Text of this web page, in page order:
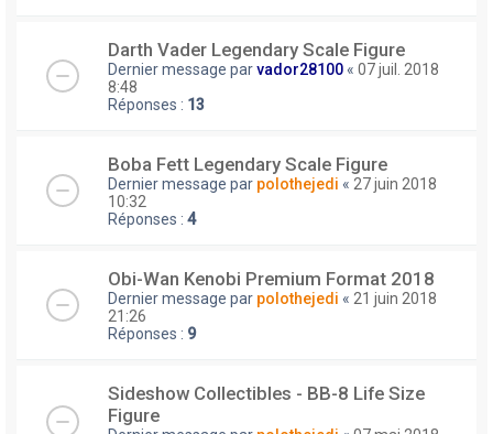
Darth Vader Legendary Scale Figure
Dernier message parvador28100 « 07 juil. 2018
8:48
Réponses : 13
Boba Fett Legendary Scale Figure
Dernier message par polothejedi « 27 juin 2018
10:32
Réponses : 4
Obi-Wan Kenobi Premium Format 2018
Dernier message par polothejedi « 21 juin 2018
21:26
Réponses : 9
Sideshow Collectibles - BB-8 Life Size
Figure